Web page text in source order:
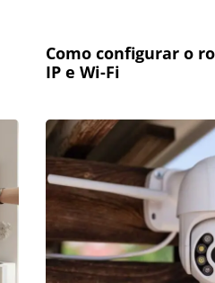
Como configurar o
IP e Wi-Fi